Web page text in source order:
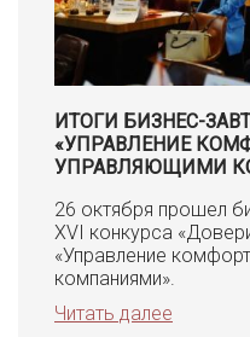
ИТОГИ БИЗНЕС-
«УПРАВЛЕНИЕ
УПРАВЛЯЮЩИМИ
26 октября прошел
XVI конкурса
«Управление
компаниями».
Читать далее